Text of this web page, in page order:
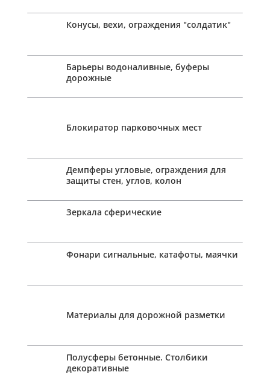
Конусы, вехи, ограждения "солдатик"
Барьеры водоналивные, буферы
дорожные
Блокиратор парковочных мест
Демпферы угловые, ограждения для
защиты стен, углов, колон
Зеркала сферические
Фонари сигнальные, катафоты, маячки
Материалы для дорожной разметки
Полусферы бетонные. Столбики
декоративные